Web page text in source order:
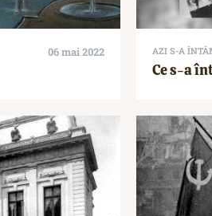
06 mai 2022 AZI S-A
Ce s-a